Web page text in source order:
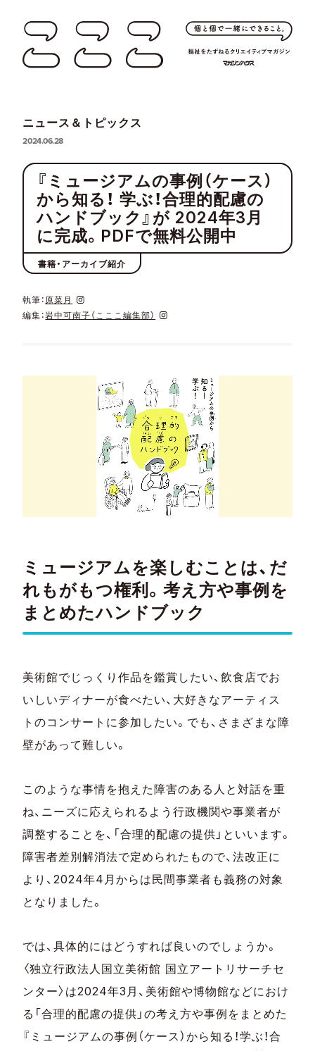
ニュース＆トピックス
2024.06.28
『ミュージアムの事例（ケース）
から知る！ 学ぶ！合理的配慮の
ハンドブック』が 2024年3月
に完成。PDFで無料公開中
書籍・アーカイブ紹介
執筆： 原菜月
編集：岩中可南子（こここ編集部）
ミュージアムを楽しむことは、だ
れもがもつ権利。考え方や事例を
まとめたハンドブック
美術館でじっくり作品を鑑賞したい、飲食店でお
いしいディナーが食べたい、大好きなアーティス
トのコンサートに参加したい。でも、さまざまな障
壁があって難しい。
このような事情を抱えた障害のある人と対話を重
ね、ニーズに応えられるよう行政機関や事業者が
調整することを、「合理的配慮の提供」といいます。
障害者差別解消法で定められたもので、法改正に
より、2024年4月からは民間事業者も義務の対象
となりました。
では、具体的にはどうすれば良いのでしょうか。
〈独立行政法人国立美術館 国立アートリサーチセ
ンター〉は2024年3月、美術館や博物館などにおけ
る「合理的配慮の提供」の考え方や事例をまとめた
『ミュージアムの事例（ケース）から知る！学ぶ！合